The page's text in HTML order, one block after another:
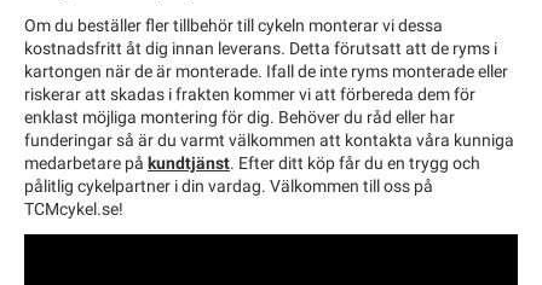
Om du beställer fler tillbehör till cykeln monterar vi dessa
kostnadsfritt åt dig innan leverans. Detta förutsatt att de ryms i
kartongen när de är monterade. Ifall de inte ryms monterade eller
riskerar att skadas i frakten kommer vi att förbereda dem för
enklast möjliga montering för dig. Behöver du råd eller har
funderingar så är du varmt välkommen att kontakta våra kunniga
medarbetare på kundtjänst. Efter ditt köp får du en trygg och
pålitlig cykelpartner i din vardag. Välkommen till oss på
TCMcykel.se!